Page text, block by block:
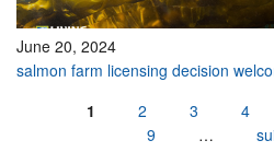
June 20, 2024
salmon farm licensing decision
1 2 3 4
9
…